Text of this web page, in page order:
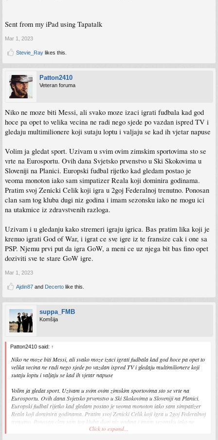
Sent from my iPad using Tapatalk
Mar 1, 2023
Stevie_Ray likes this.
Patton2410
Veteran foruma
Niko ne moze biti Messi, ali svako moze izaci igrati fudbala kad god
hoce pa opet to velika vecina ne radi nego sjede po vazdan ispred TV i
gledaju multimilionere koji sutaju loptu i valjaju se kad ih vjetar napuse
Volim ja gledat sport. Uzivam u svim ovim zimskim sportovima sto se
vrte na Eurosportu. Ovih dana Svjetsko prvenstvo u Ski Skokovima u
Sloveniji na Planici. Europski fudbal rijetko kad gledam postao je
veoma monoton iako sam simpatizer Reala koji dominira godinama.
Pratim svoj Zenicki Celik koji igra u 2goj Federalnoj trenutno. Ponosan
clan sam tog kluba dugi niz godina i imam sezonsku iako ne mogu ici
na utakmice iz zdravstvenih razloga.
Uzivam i u gledanju kako stremeri igraju igrica. Bas pratim lika koji je
krenuo igrati God of War, i igrat ce sve igre iz te fransize cak i one sa
PSP. Njemu prvi put da igra GoW, a meni ce uz njega bit bas fino opet
doziviti sve te stare GoW igre.
Mar 1, 2023
Ajdin87 and Decerto like this.
suppa_FMB
Komšija
Patton2410 said: ↑
Niko ne moze biti Messi, ali svako moze izaci igrati fudbala kad god hoce pa opet to
velika vecina ne radi nego sjede po vazdan ispred TV i gledaju multimilionere koji
sutaju loptu i valjaju se kad ih vjetar napuse
Volim ja gledat sport. Uzivam u svim ovim zimskim sportovima sto se vrte na
Eurosportu. Ovih dana Svjetsko prvenstvo u Ski Skokovima u Sloveniji na Planici.
Europski fudbal rijetko kad gledam postao je veoma monoton iako sam simpatizer
Reala koji dominira godinama. Pratim svoj Zenicki Celik koji igra u 2goj Federalnoj
trenutno. Ponosan clan sam tog kluba dugi niz godina i imam sezonsku iako ne
mogu ici na utakmice iz zdravstvenih razloga.
Click to expand...